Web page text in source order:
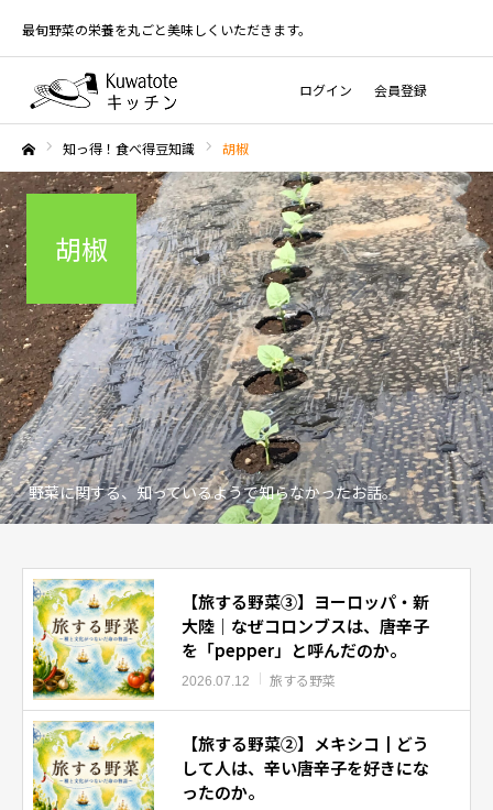
最旬野菜の栄養を丸ごと美味しくいただきます。
ログイン 会員登録
知っ得！食べ得豆知識 胡椒
胡椒
野菜に関する、知っているようで知らなかったお話。
【旅する野菜③】ヨーロッパ・新
大陸｜なぜコロンブスは、唐辛子
を「pepper」と呼んだのか。
2026.07.12 旅する野菜
【旅する野菜②】メキシコ┃どう
して人は、辛い唐辛子を好きにな
ったのか。